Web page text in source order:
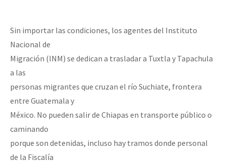
Sin importar las condiciones, los agentes del Instituto
Nacional de
Migración (INM) se dedican a trasladar a Tuxtla y Tapachula
a las
personas migrantes que cruzan el río Suchiate, frontera
entre Guatemala y
México. No pueden salir de Chiapas en transporte público o
caminando
porque son detenidas, incluso hay tramos donde personal
de la Fiscalía